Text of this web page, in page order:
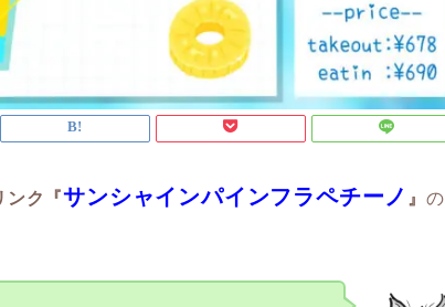
ンク『サンシャインパインフラペチーノ 』の